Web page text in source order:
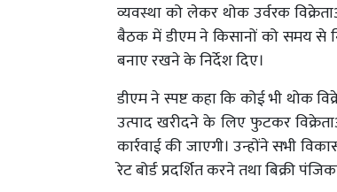
व्यवस्था को लेकर थोक उर्वरक
बैठक में डीएम ने किसानों को समय से
बनाए रखने के निर्देश दिए।
डीएम ने स्पष्ट कहा कि कोई भी थोक
उत्पाद खरीदने के लिए फुटकर
कार्रवाई की जाएगी। उन्होंने सभी
रेट बोर्ड प्रदर्शित करने तथा बिक्री